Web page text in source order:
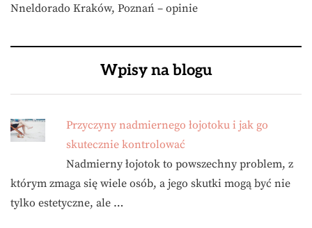
Nneldorado Kraków, Poznań – opinie
Wpisy na blogu
Przyczyny nadmiernego łojotoku i jak go
skutecznie kontrolować
Nadmierny łojotok to powszechny problem, z
którym zmaga się wiele osób, a jego skutki mogą być nie
tylko estetyczne, ale …